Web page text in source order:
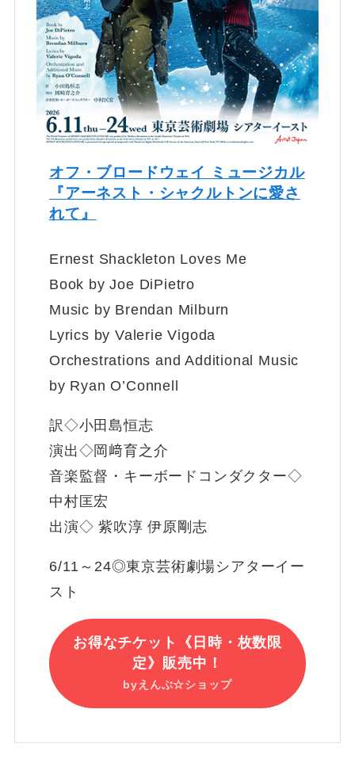
オフ・ブロードウェイ ミュージカル
『アーネスト・シャクルトンに愛さ
れて』
Ernest Shackleton Loves Me
Book by Joe DiPietro
Music by Brendan Milburn
Lyrics by Valerie Vigoda
Orchestrations and Additional Music
by Ryan O’Connell
訳◇小田島恒志
演出◇岡﨑育之介
音楽監督・キーボードコンダクター◇
中村匡宏
出演◇ 紫吹淳 伊原剛志
6/11～24◎東京芸術劇場シアターイー
スト
お得なチケット《日時・枚数限
定》販売中！
byえんぶ☆ショップ